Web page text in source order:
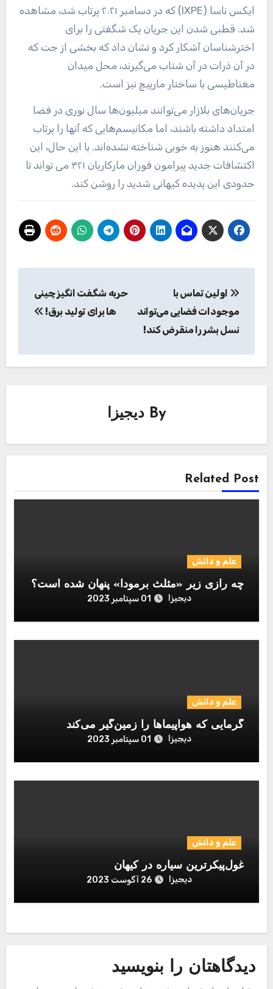
ایکس ناسا (IXPE) که در دسامبر ۲۰۲۱ پرتاب شد، مشاهده
شد. قطبی شدن این جریان یک شگفتی را برای
اخترشناسان آشکار کرد و نشان داد که بخشی از جت که
در آن ذرات در آن شتاب می‌گیرند، محل میدان
مغناطیسی با ساختار مارپیچ نیز است.
جریان‌های بلازار می‌توانند میلیون‌ها سال نوری در فضا
امتداد داشته باشند، اما مکانیسم‌هایی که آنها را پرتاب
می‌کنند هنوز به خوبی شناخته نشده‌اند. با این حال، این
اکتشافات جدید پیرامون فوران مارکاریان ۴۲۱ می تواند تا
حدودی این پدیده کیهانی شدید را روشن کند.
نوشته
اولین تماس با
موجودات فضایی می‌تواند
نسل بشر را منقرض کند!
حربه شگفت انگیز چینی
ها برای تولید برق!
By دیجیزا
Related Post
علم و دانش
چه رازی زیر «مثلث برمودا» پنهان شده است؟
دیجیزا 01 سپتامبر 2023
علم و دانش
گرمایی که هواپیماها را زمین‌گیر می‌کند
دیجیزا 01 سپتامبر 2023
علم و دانش
غول‌پیکرترین سیاره در کیهان
دیجیزا 26 آگوست 2023
دیدگاهتان را بنویسید